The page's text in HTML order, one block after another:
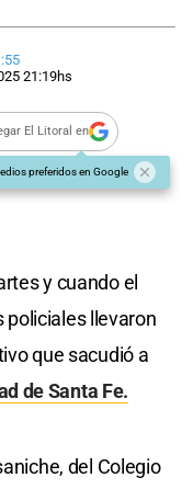
21:19hs
El Litoral en
preferidos en Google
y cuando el
policiales llevaron
que sacudió a
de Santa Fe.
del Colegio